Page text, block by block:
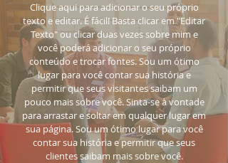
Clique aqui para adicionar o seu próprio
texto e editar. É fácil! Basta clicar em "Editar
Texto" ou clicar duas vezes sobre mim e
você poderá adicionar o seu próprio
conteúdo e trocar fontes. Sou um ótimo
lugar para você contar sua história e
permitir que seus visitantes saibam um
pouco mais sobre você. Sinta-se à vontade
para arrastar e soltar em qualquer lugar em
sua página. Sou um ótimo lugar para você
contar sua história e permitir que seus
clientes saibam mais sobre você.